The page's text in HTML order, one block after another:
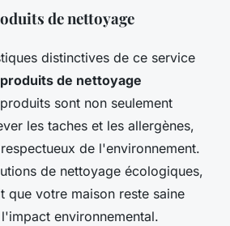
de nettoyage
distinctives de ce service
de nettoyage
sont non seulement
les taches et les allergènes,
de l'environnement.
de nettoyage écologiques,
que votre maison reste saine
environnemental.